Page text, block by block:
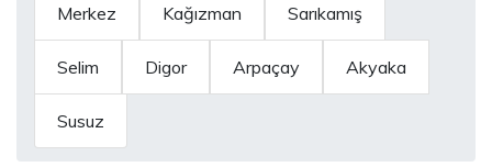
Merkez Kağızman Sarıkamış
Selim Digor Arpaçay Akyaka
Susuz